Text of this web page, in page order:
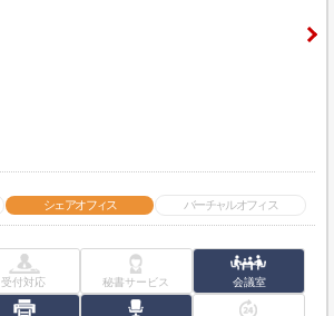
シェアオフィス バーチャルオフィス
受付対応 秘書サービス 会議室